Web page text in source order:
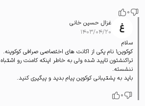
0
غزال حسین خانی
۱۴۰۳/۰۴/۲۰
سلام
کوکوین۱ نام یکی از اکانت های اختصاصی صرافی کوکوینه.
تراکنشتون تایید شده ولی به خاطر اینکه کامنت رو
ننشسته.
باید به پشتیبانی کوکوین پیام بدید و پیگیری کنید.
0